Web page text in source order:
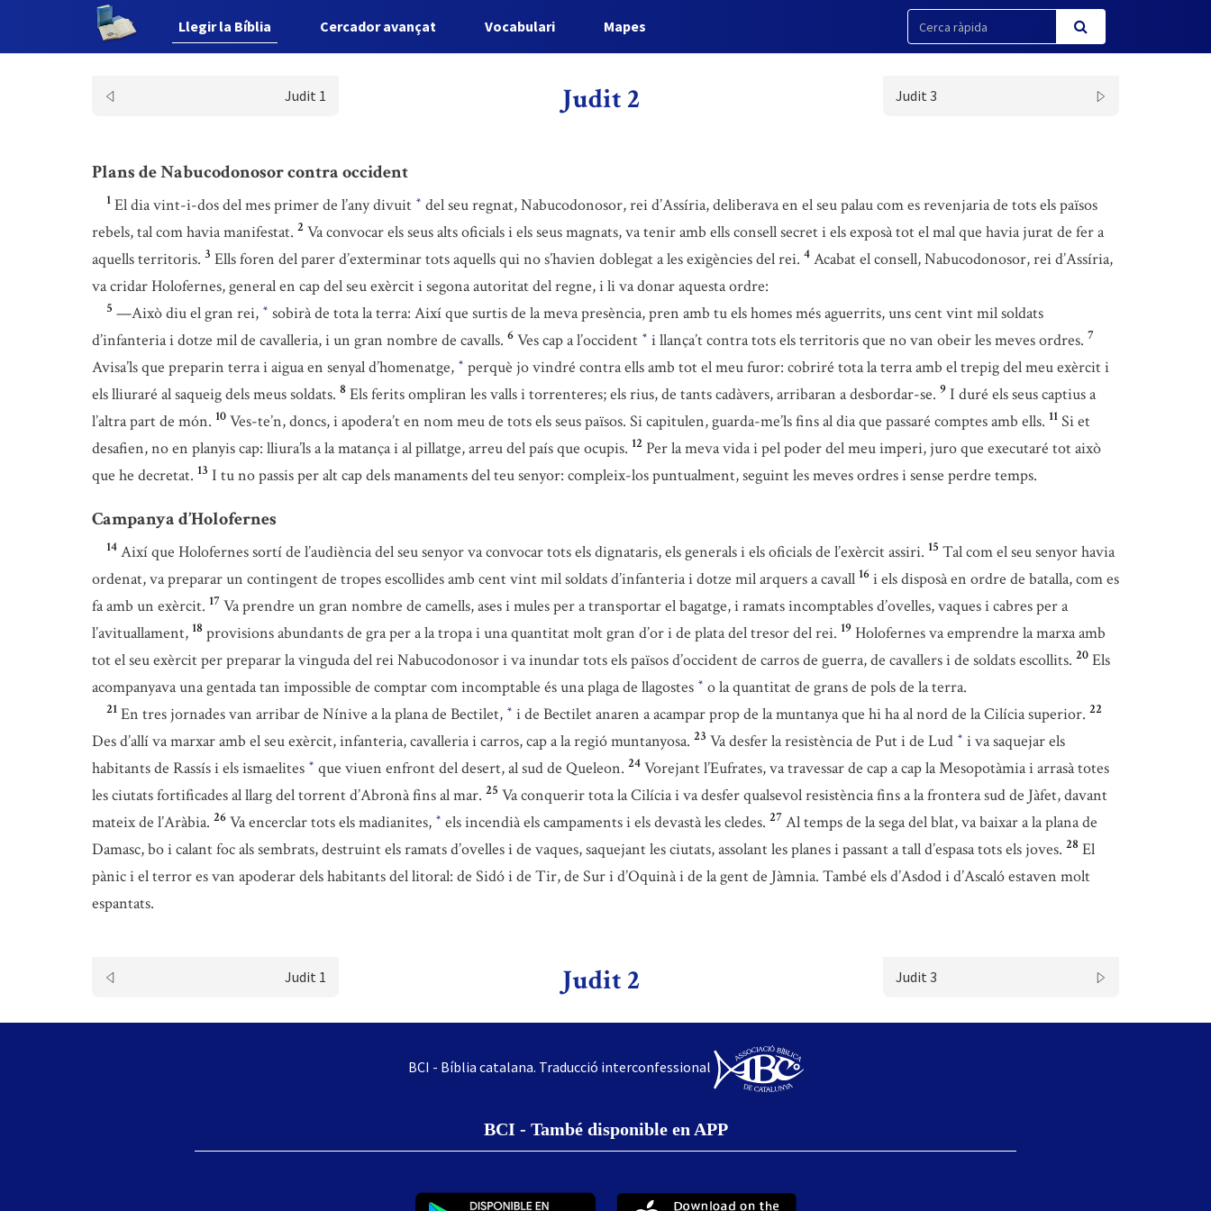
Llegir la Bíblia Cercador avançat Vocabulari Mapes
Judit 1 Judit 2 Judit 3
Plans de Nabucodonosor contra occident
1 El dia vint-i-dos del mes primer de l’any divuit * del seu regnat, Nabucodonosor, rei d’Assíria, deliberava en el seu palau com es revenjaria de tots els països
rebels, tal com havia manifestat. 2 Va convocar els seus alts oficials i els seus magnats, va tenir amb ells consell secret i els exposà tot el mal que havia jurat de fer a
aquells territoris. 3 Ells foren del parer d’exterminar tots aquells qui no s’havien doblegat a les exigències del rei. 4 Acabat el consell, Nabucodonosor, rei d’Assíria,
va cridar Holofernes, general en cap del seu exèrcit i segona autoritat del regne, i li va donar aquesta ordre:
5 —Això diu el gran rei, * sobirà de tota la terra: Així que surtis de la meva presència, pren amb tu els homes més aguerrits, uns cent vint mil soldats
d’infanteria i dotze mil de cavalleria, i un gran nombre de cavalls. 6 Ves cap a l’occident * i llança’t contra tots els territoris que no van obeir les meves ordres. 7
Avisa’ls que preparin terra i aigua en senyal d’homenatge, * perquè jo vindré contra ells amb tot el meu furor: cobriré tota la terra amb el trepig del meu exèrcit i
els lliuraré al saqueig dels meus soldats. 8 Els ferits ompliran les valls i torrenteres; els rius, de tants cadàvers, arribaran a desbordar-se. 9 I duré els seus captius a
l’altra part de món. 10 Ves-te’n, doncs, i apodera’t en nom meu de tots els seus països. Si capitulen, guarda-me’ls fins al dia que passaré comptes amb ells. 11 Si et
desafien, no en planyis cap: lliura’ls a la matança i al pillatge, arreu del país que ocupis. 12 Per la meva vida i pel poder del meu imperi, juro que executaré tot això
que he decretat. 13 I tu no passis per alt cap dels manaments del teu senyor: compleix-los puntualment, seguint les meves ordres i sense perdre temps.
Campanya d’Holofernes
14 Així que Holofernes sortí de l’audiència del seu senyor va convocar tots els dignataris, els generals i els oficials de l’exèrcit assiri. 15 Tal com el seu senyor havia
ordenat, va preparar un contingent de tropes escollides amb cent vint mil soldats d’infanteria i dotze mil arquers a cavall 16 i els disposà en ordre de batalla, com es
fa amb un exèrcit. 17 Va prendre un gran nombre de camells, ases i mules per a transportar el bagatge, i ramats incomptables d’ovelles, vaques i cabres per a
l’avituallament, 18 provisions abundants de gra per a la tropa i una quantitat molt gran d’or i de plata del tresor del rei. 19 Holofernes va emprendre la marxa amb
tot el seu exèrcit per preparar la vinguda del rei Nabucodonosor i va inundar tots els països d’occident de carros de guerra, de cavallers i de soldats escollits. 20 Els
acompanyava una gentada tan impossible de comptar com incomptable és una plaga de llagostes * o la quantitat de grans de pols de la terra.
21 En tres jornades van arribar de Nínive a la plana de Bectilet, * i de Bectilet anaren a acampar prop de la muntanya que hi ha al nord de la Cilícia superior. 22
Des d’allí va marxar amb el seu exèrcit, infanteria, cavalleria i carros, cap a la regió muntanyosa. 23 Va desfer la resistència de Put i de Lud * i va saquejar els
habitants de Rassís i els ismaelites * que viuen enfront del desert, al sud de Queleon. 24 Vorejant l’Eufrates, va travessar de cap a cap la Mesopotàmia i arrasà totes
les ciutats fortificades al llarg del torrent d’Abronà fins al mar. 25 Va conquerir tota la Cilícia i va desfer qualsevol resistència fins a la frontera sud de Jàfet, davant
mateix de l’Aràbia. 26 Va encerclar tots els madianites, * els incendià els campaments i els devastà les cledes. 27 Al temps de la sega del blat, va baixar a la plana de
Damasc, bo i calant foc als sembrats, destruint els ramats d’ovelles i de vaques, saquejant les ciutats, assolant les planes i passant a tall d’espasa tots els joves. 28 El
pànic i el terror es van apoderar dels habitants del litoral: de Sidó i de Tir, de Sur i d’Oquinà i de la gent de Jàmnia. També els d’Asdod i d’Ascaló estaven molt
espantats.
Judit 1 Judit 2 Judit 3
BCI - Bíblia catalana. Traducció interconfessional
BCI - També disponible en APP